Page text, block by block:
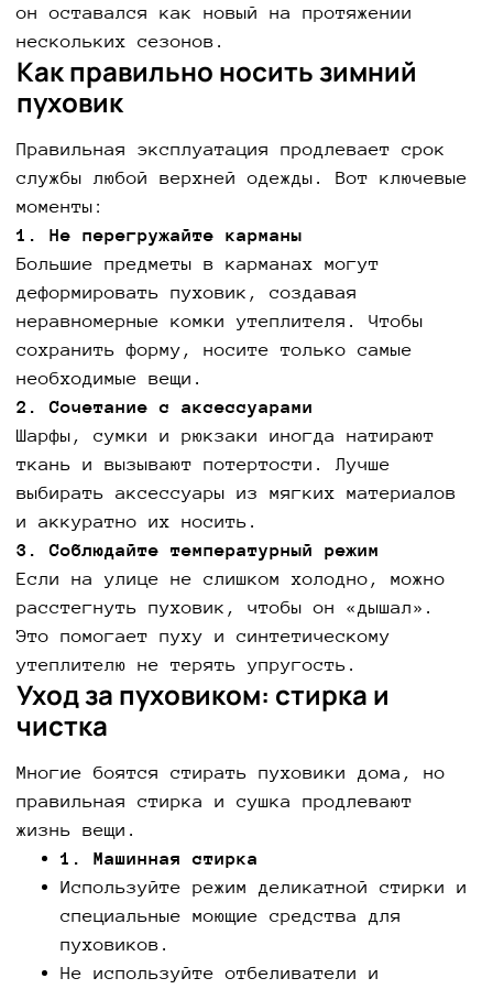
он оставался как новый на протяжении
нескольких сезонов.
Как правильно носить зимний
пуховик
Правильная эксплуатация продлевает срок
службы любой верхней одежды. Вот ключевые
моменты:
1. Не перегружайте карманы
Большие предметы в карманах могут
деформировать пуховик, создавая
неравномерные комки утеплителя. Чтобы
сохранить форму, носите только самые
необходимые вещи.
2. Сочетание с аксессуарами
Шарфы, сумки и рюкзаки иногда натирают
ткань и вызывают потертости. Лучше
выбирать аксессуары из мягких материалов
и аккуратно их носить.
3. Соблюдайте температурный режим
Если на улице не слишком холодно, можно
расстегнуть пуховик, чтобы он «дышал».
Это помогает пуху и синтетическому
утеплителю не терять упругость.
Уход за пуховиком: стирка и
чистка
Многие боятся стирать пуховики дома, но
правильная стирка и сушка продлевают
жизнь вещи.
1. Машинная стирка
Используйте режим деликатной стирки и
специальные моющие средства для
пуховиков.
Не используйте отбеливатели и